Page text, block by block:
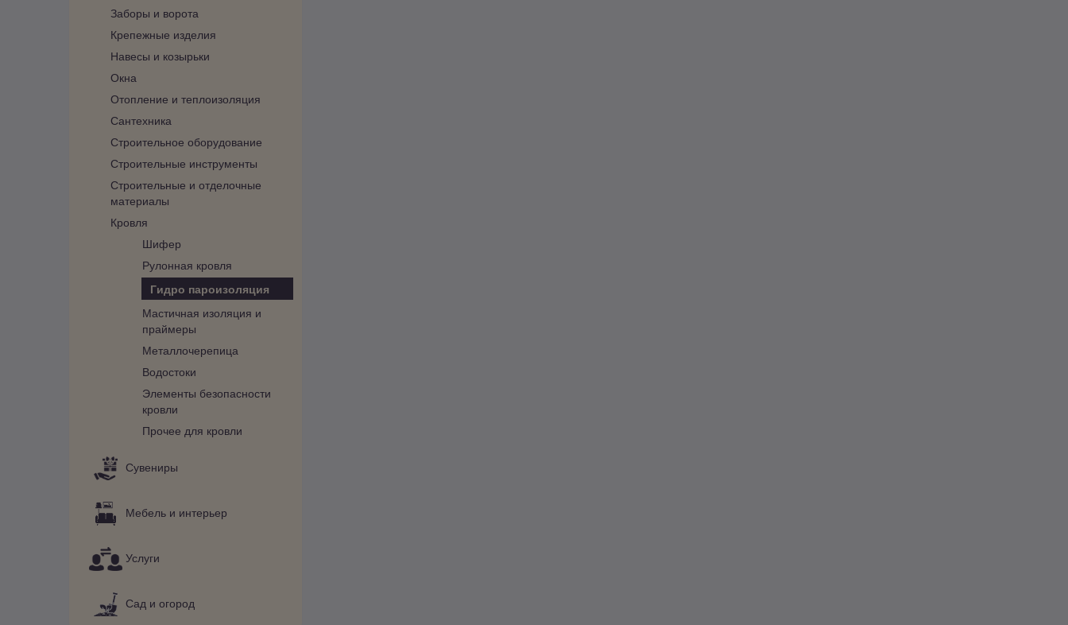
Заборы и ворота
Крепежные изделия
Навесы и козырьки
Окна
Отопление и теплоизоляция
Сантехника
Строительное оборудование
Строительные инструменты
Строительные и отделочные
материалы
Кровля
Шифер
Рулонная кровля
Гидро пароизоляция
Мастичная изоляция и
праймеры
Металлочерепица
Водостоки
Элементы безопасности
кровли
Прочее для кровли
Сувениры
Мебель и интерьер
Услуги
Сад и огород